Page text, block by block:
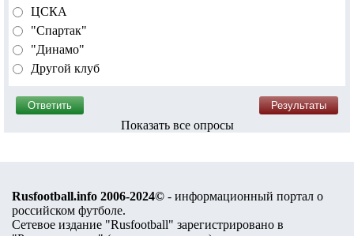
ЦСКА
"Спартак"
"Динамо"
Другой клуб
Показать все опросы
Rusfootball.info 2006-2024© - информационный портал о
российском футболе.
Сетевое издание "Rusfootball" зарегистрировано в